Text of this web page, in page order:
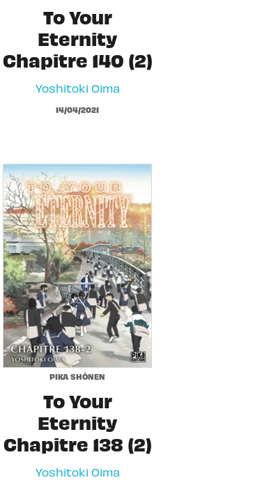
To Your
Eternity
Chapitre 140 (2)
Yoshitoki Oima
14/04/2021
PIKA SHÔNEN
To Your
Eternity
Chapitre 138 (2)
Yoshitoki Oima